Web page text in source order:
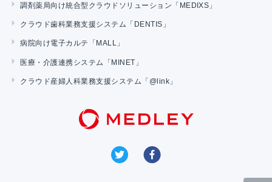
調剤薬局向け統合型クラウドソリューション「MEDIXS」
クラウド歯科業務支援システム「DENTIS」
病院向け電子カルテ「MALL」
医療・介護連携システム「MINET」
クラウド産婦人科業務支援システム「@link」